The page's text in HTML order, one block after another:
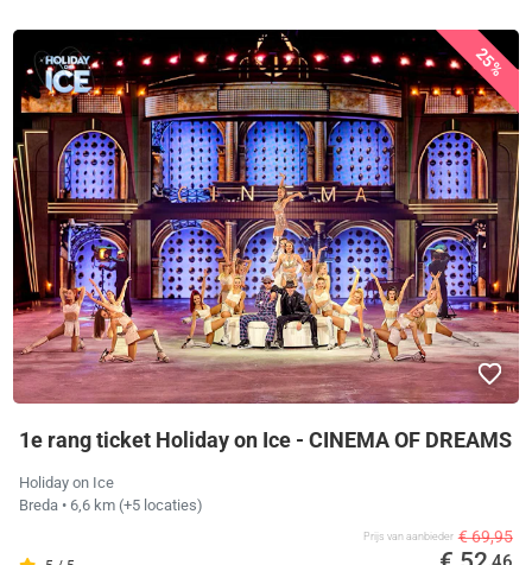
25%
1e rang ticket Holiday on Ice - CINEMA OF DREAMS
Holiday on Ice
Breda • 6,6 km (+5 locaties)
Prijs van aanbieder € 69,95